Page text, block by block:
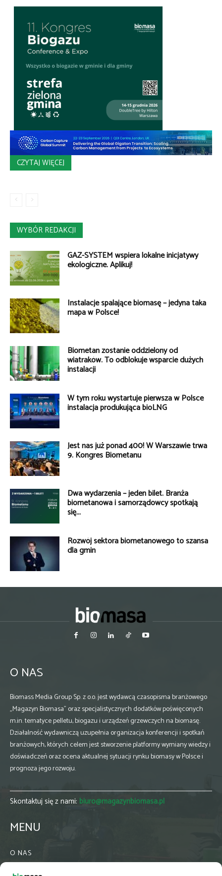
CZYTAJ WIĘCEJ
WYBÓR REDAKCJI
GAZ-SYSTEM wspiera lokalne inicjatywy
ekologiczne. Aplikuj!
Instalacje spalające biomasę – jedyna taka
mapa w Polsce!
Biometan zostanie oddzielony od
wiatraków. To odblokuje wsparcie dużych
instalacji
W tym roku wystartuje pierwsza w Polsce
instalacja produkująca bioLNG
Jest nas już ponad 400! W Warszawie trwa
9. Kongres Biometanu
Dwa wydarzenia – jeden bilet. Branża
biometanowa i samorządowcy spotkają
się...
Rozwój sektora biometanowego to szansa
dla gmin
O NAS
Biomass Media Group Sp. z o.o. jest wydawcą czasopisma branżowego
„Magazyn Biomasa” oraz specjalistycznych dodatków poświęconych
m.in. tematyce pelletu, biogazu i urządzeń grzewczych na biomasę.
Działalność wydawniczą uzupełnia organizacja konferencji i spotkań
branżowych, których celem jest stworzenie platformy wymiany wiedzy i
doświadczeń oraz ocena aktualnej sytuacji rynku biomasy w Polsce i
prognoza jego rozwoju.
Skontaktuj się z nami: biuro@magazynbiomasa.pl
MENU
O NAS